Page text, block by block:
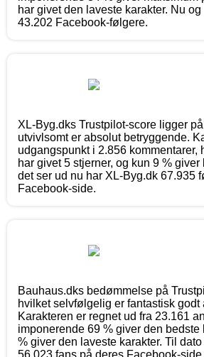
har givet den laveste karakter. Nu
43.202 Facebook-følgere.
XL-Byg.dks Trustpilot-score ligger
utvivlsomt er absolut betryggende.
udgangspunkt i 2.856 kommentarer,
har givet 5 stjerner, og kun 9 %
det ser ud nu har XL-Byg.dk 67.935
Facebook-side.
Bauhaus.dks bedømmelse på
hvilket selvfølgelig er fantastisk godt
Karakteren er regnet ud fra 23.161
imponerende 69 % giver den bedste
% giver den laveste karakter. Til